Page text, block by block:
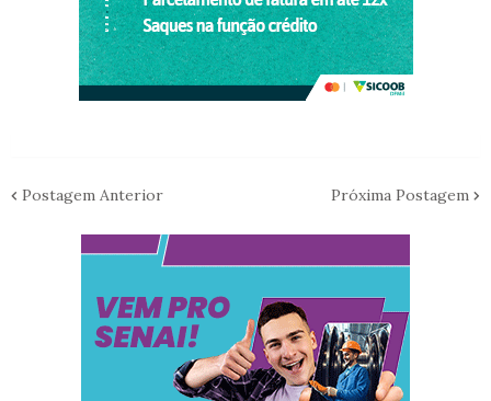
Postagem Anterior Próxima Postagem